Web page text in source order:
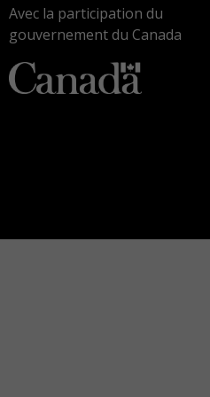
Avec la participation du
gouvernement du Canada